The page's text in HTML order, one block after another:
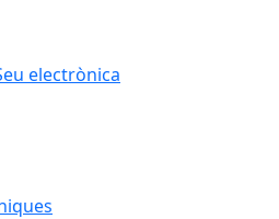
electrònica